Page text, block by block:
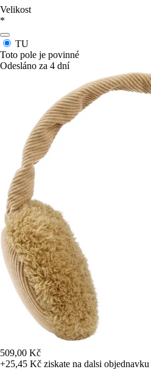
Velikost
*
TU
Toto pole je povinné
Odesláno za 4 dní
509,00 Kč
+25,45 Kč ziskate na dalsi objednavku